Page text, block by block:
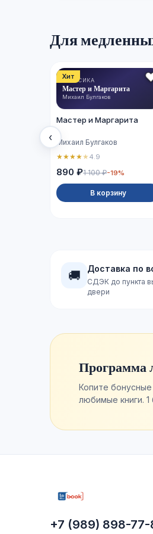
Для
‹
Хит
КЛАССИКА
Мастер и Маргарита
Михаил Булгаков
Мастер и Маргарита
Михаил Булгаков
★★★★★4.9
890 ₽1 100 ₽-19%
В корзину
🚚 Доставка по
СДЭК до пункта
двери
Программа
Копите
любимые книги. 1
+7 (989) 898-77-